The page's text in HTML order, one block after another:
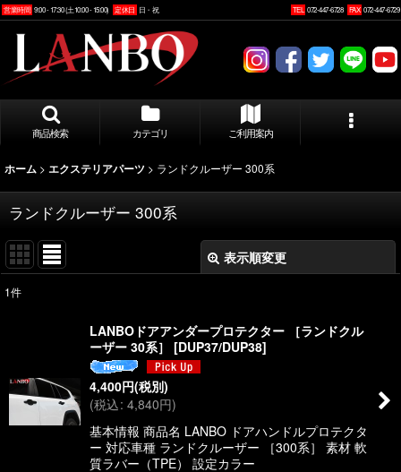
営業時間 9:00 - 17:30 (土10:00 - 15:00) 定休日 日・祝 TEL 072-447-6728 FAX 072-447-6729
商品検索 カテゴリ ご利用案内
ホーム > エクステリアパーツ > ランドクルーザー 300系
ランドクルーザー 300系
表示順変更
1件
LANBOドアアンダープロテクター ［ランドクル
ーザー 30系］
[DUP37/DUP38]
4,400円(税別)
(税込: 4,840円)
基本情報 商品名 LANBO ドアハンドルプロテクタ
ー 対応車種 ランドクルーザー ［300系］ 素材 軟
質ラバー（TPE） 設定カラー